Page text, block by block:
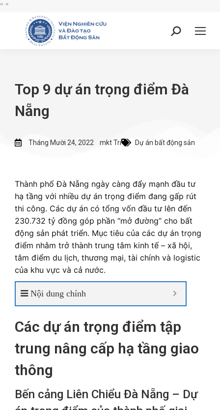
" "
Top 9 dự án trọng điểm Đà
Nẵng
Tháng Mười 24, 2022 mkt Tri Dự án bất động sản
Thành phố Đà Nẵng ngày càng đẩy mạnh đầu tư
hạ tầng với nhiều dự án trọng điểm đang gấp rút
thi công. Các dự án có tổng vốn đầu tư lên đến
230.732 tỷ đồng góp phần “mở đường” cho bất
động sản phát triển. Mục tiêu của các dự án trọng
điểm nhằm trở thành trung tâm kinh tế – xã hội,
tâm điểm du lịch, thương mại, tài chính và logistic
của khu vực và cả nước.
Nội dung chính
Các dự án trọng điểm tập
trung nâng cấp hạ tầng giao
thông
Bến cảng Liên Chiểu Đà Nẵng – Dự